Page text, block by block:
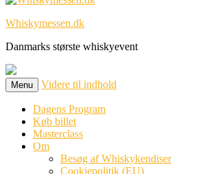
Whiskymessen.dk
Danmarks største whiskyevent
Menu Videre til indhold
Dagens Program
Køb billet
Masterclass
Om
Besøg af Whiskykendiser
Cookiepolitik (EU)